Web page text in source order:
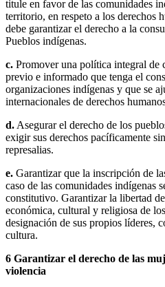
titule en favor de las comunidades
territorio, en respeto a los derechos
debe garantizar el derecho a la
Pueblos indígenas.
c. Promover una política integral de
previo e informado que tenga el
organizaciones indígenas y que se
internacionales de derechos
d. Asegurar el derecho de los
exigir sus derechos pacíficamente
represalias.
e. Garantizar que la inscripción de
caso de las comunidades indígenas
constitutivo. Garantizar la libertad
económica, cultural y religiosa de
designación de sus propios líderes,
cultura.
6 Garantizar el derecho de las
violencia